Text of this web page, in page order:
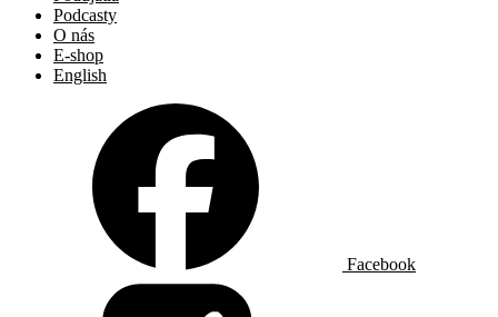
Podcasty
O nás
E-shop
English
Facebook